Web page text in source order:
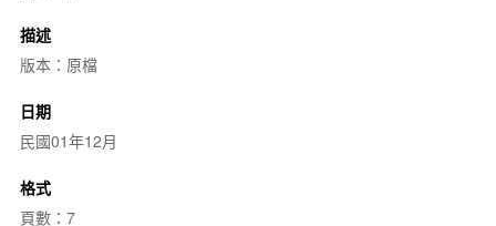
描述
版本：原檔
日期
民國01年12月
格式
頁數：7